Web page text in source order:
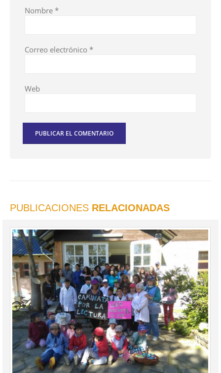
Nombre *
Correo electrónico *
Web
PUBLICACIONES RELACIONADAS